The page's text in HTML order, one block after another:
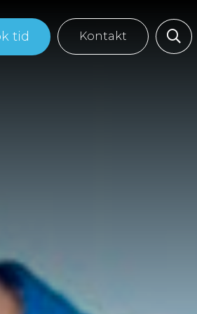
tid Kontakt